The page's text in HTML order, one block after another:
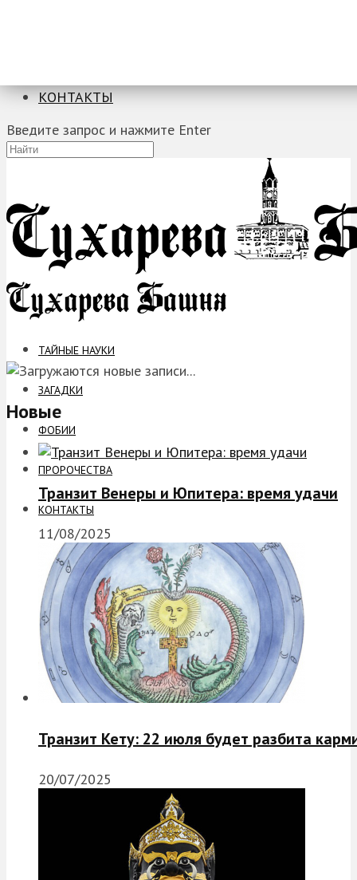
КОНТАКТЫ
Введите запрос и нажмите Enter
ТАЙНЫЕ НАУКИ
ЗАГАДКИ
ФОБИИ
ПРОРОЧЕСТВА
КОНТАКТЫ
Новые
Транзит Венеры и Юпитера: время удачи
11/08/2025
Транзит Кету: 22 июля будет разбита
20/07/2025